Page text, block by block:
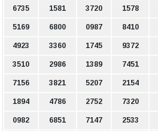
6735 1581 3720 1578
5169 6800 0987 8410
4923 3360 1745 9372
3510 2986 1389 7451
7156 3821 5207 2154
1894 4786 2752 7320
0982 6851 7147 2533